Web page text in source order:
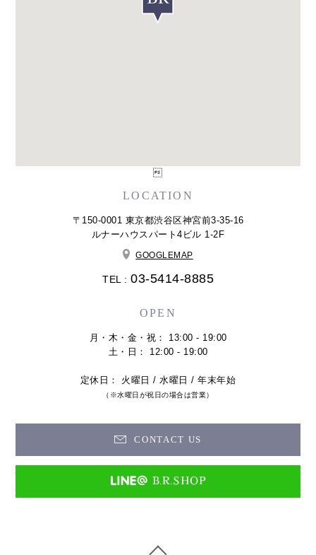
LOCATION
〒150-0001 東京都渋谷区神宮前3-35-16
ルナーハウスパート4ビル 1-2F
GOOGLEMAP
TEL : 03-5414-8885
OPEN
月・木・金・祝： 13:00 - 19:00
土・日： 12:00 - 19:00
定休日： 火曜日 / 水曜日 / 年末年始
（※水曜日が祝日の場合は営業）
CONTACT US